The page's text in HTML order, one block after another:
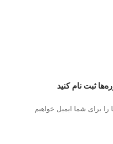
ثبت نام کنید
برای شما ایمیل خواهیم